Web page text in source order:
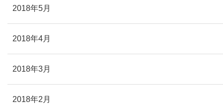
2018年5月
2018年4月
2018年3月
2018年2月